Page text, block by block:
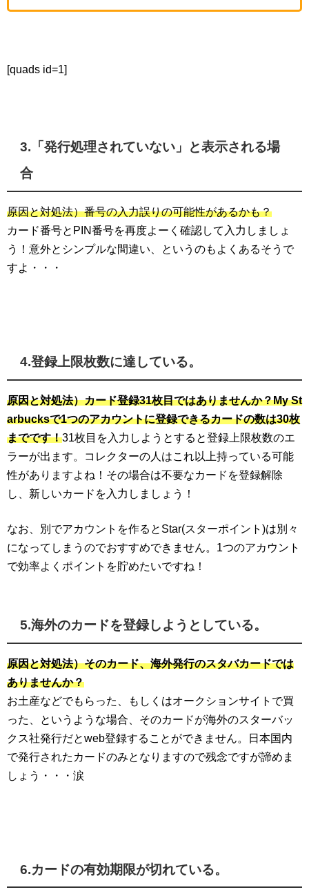
[quads id=1]
3.「発行処理されていない」と表示される場
合
原因と対処法）番号の入力誤りの可能性があるかも？
カード番号とPIN番号を再度よーく確認して入力しましょ
う！意外とシンプルな間違い、というのもよくあるそうで
すよ・・・
4.登録上限枚数に達している。
原因と対処法）カード登録31枚目ではありませんか？My St
arbucksで1つのアカウントに登録できるカードの数は30枚
までです！31枚目を入力しようとすると登録上限枚数のエ
ラーが出ます。コレクターの人はこれ以上持っている可能
性がありますよね！その場合は不要なカードを登録解除
し、新しいカードを入力しましょう！
なお、別でアカウントを作るとStar(スターポイント)は別々
になってしまうのでおすすめできません。1つのアカウント
で効率よくポイントを貯めたいですね！
5.海外のカードを登録しようとしている。
原因と対処法）そのカード、海外発行のスタバカードでは
ありませんか？
お土産などでもらった、もしくはオークションサイトで買
った、というような場合、そのカードが海外のスターバッ
クス社発行だとweb登録することができません。日本国内
で発行されたカードのみとなりますので残念ですが諦めま
しょう・・・涙
6.カードの有効期限が切れている。